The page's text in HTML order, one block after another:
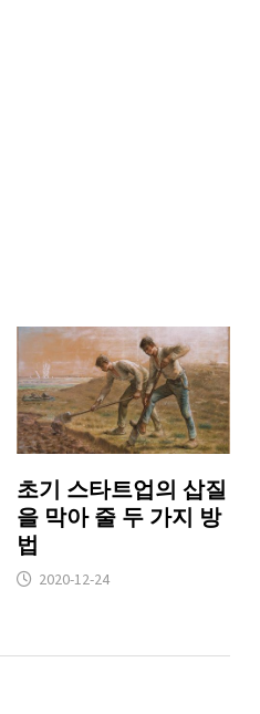
초기 스타트업의 삽질
을 막아 줄 두 가지 방
법
2020-12-24